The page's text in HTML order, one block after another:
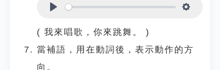
( 我來唱歌，你來跳舞。 )
當補語，用在動詞後，表示動作的方
向。